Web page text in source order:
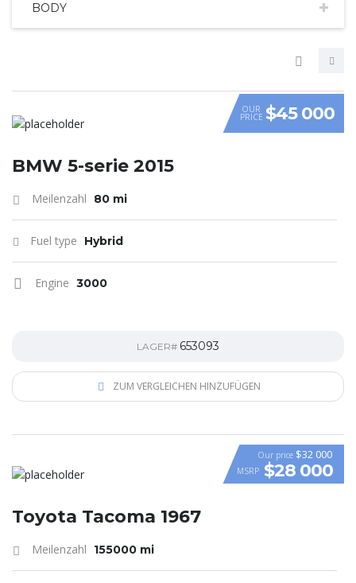
BODY
VIDEO
OUR
PRICE $45 000
BMW 5-serie 2015
Meilenzahl 80 mi
Fuel type Hybrid
Engine 3000
LAGER# 653093
ZUM VERGLEICHEN HINZUFÜGEN
Our price $32 000
MSRP $28 000
Toyota Tacoma 1967
Meilenzahl 155000 mi